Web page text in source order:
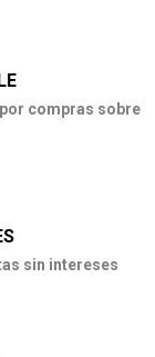
compras sobre
sin intereses